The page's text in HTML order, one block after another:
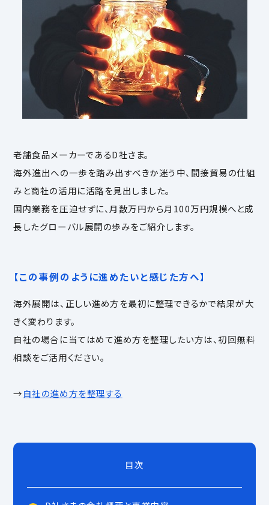
老舗食品メーカーであるD社さま。
海外進出への一歩を踏み出すべきか迷う中、間接貿易の仕組
みと商社の活用に活路を見出しました。
国内業務を圧迫せずに、月数万円から月100万円規模へと成
長したグローバル展開の歩みをご紹介します。
【この事例のように進めたいと感じた方へ】
海外展開は、正しい進め方を最初に整理できるかで結果が大
きく変わります。
自社の場合に当てはめて進め方を整理したい方は、初回無料
相談をご活用ください。
→自社の進め方を整理する
目次